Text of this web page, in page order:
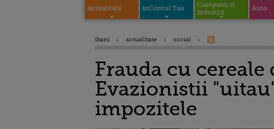
Actualitate inContul Tau
Companii si
industrii
Auto
ibani actualitate social
Frauda cu
Evazionistii
impozitele